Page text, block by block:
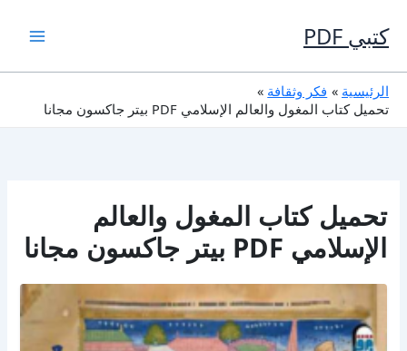
إلى
المحتوى
كتبي PDF
الرئيسية
فكر وثقافة
تحميل كتاب المغول والعالم الإسلامي PDF بيتر جاكسون مجانا
تحميل كتاب المغول والعالم
الإسلامي PDF بيتر جاكسون مجانا